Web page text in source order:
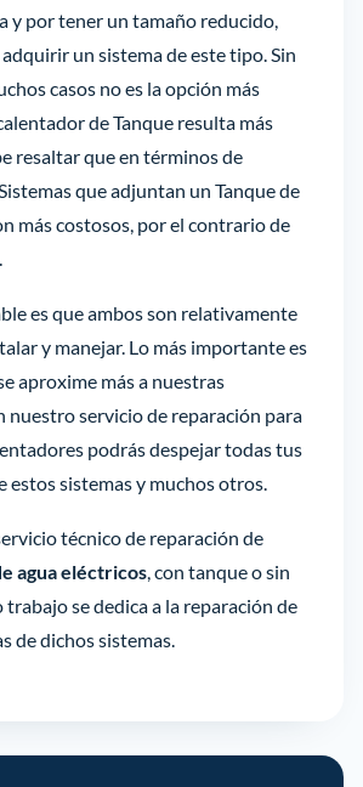
y por tener un tamaño reducido,
un sistema de este tipo. Sin
casos no es la opción más
de Tanque resulta más
resaltar que en términos de
que adjuntan un Tanque de
más costosos, por el contrario de
es que ambos son relativamente
y manejar. Lo más importante es
aproxime más a nuestras
nuestro servicio de reparación para
podrás despejar todas tus
estos sistemas y muchos otros.
técnico de reparación de
agua eléctricos, con tanque o sin
se dedica a la reparación de
de dichos sistemas.